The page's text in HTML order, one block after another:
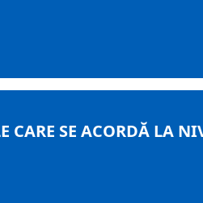
CARE SE ACORDĂ LA